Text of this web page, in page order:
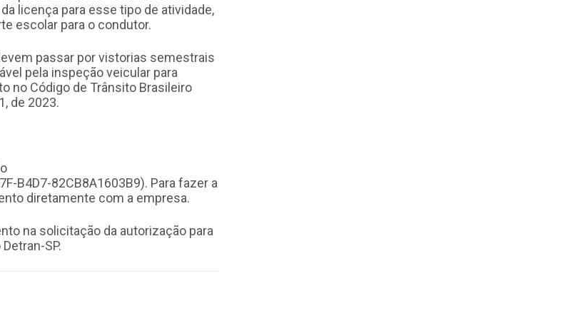
licença para esse tipo de atividade,
escolar para o condutor.
passar por vistorias semestrais
pela inspeção veicular para
no Código de Trânsito Brasileiro
de 2023.
B4D7-82CB8A1603B9). Para fazer a
diretamente com a empresa.
na solicitação da autorização para
SP.